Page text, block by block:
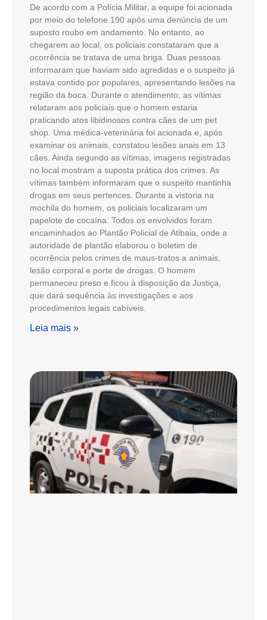
De acordo com a Polícia Militar, a equipe foi acionada
por meio do telefone 190 após uma denúncia de um
suposto roubo em andamento. No entanto, ao
chegarem ao local, os policiais constataram que a
ocorrência se tratava de uma briga. Duas pessoas
informaram que haviam sido agredidas e o suspeito já
estava contido por populares, apresentando lesões na
região da boca. Durante o atendimento, as vítimas
relataram aos policiais que o homem estaria
praticando atos libidinosos contra cães de um pet
shop. Uma médica-veterinária foi acionada e, após
examinar os animais, constatou lesões anais em 13
cães. Ainda segundo as vítimas, imagens registradas
no local mostram a suposta prática dos crimes. As
vítimas também informaram que o suspeito mantinha
drogas em seus pertences. Durante a vistoria na
mochila do homem, os policiais localizaram um
papelote de cocaína. Todos os envolvidos foram
encaminhados ao Plantão Policial de Atibaia, onde a
autoridade de plantão elaborou o boletim de
ocorrência pelos crimes de maus-tratos a animais,
lesão corporal e porte de drogas. O homem
permaneceu preso e ficou à disposição da Justiça,
que dará sequência às investigações e aos
procedimentos legais cabíveis.
Leia mais »